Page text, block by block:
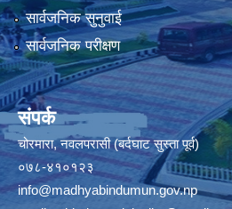
सार्वजनिक सुनुवाई
सार्वजनिक परीक्षण
संपर्क
चोरमारा, नवलपरासी (बर्दघाट सुस्ता पूर्व)
०७८-४१०१२३
info@madhyabindumun.gov.np